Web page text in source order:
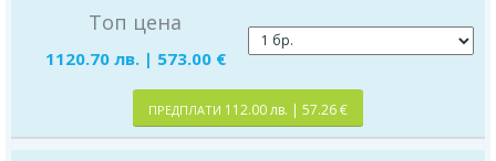
Топ цена
1120.70 лв. | 573.00 €
ПРЕДПЛАТИ 112.00 лв. | 57.26 €